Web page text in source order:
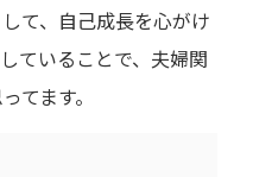
て、自己成長を心がけ
ていることで、夫婦関
てます。